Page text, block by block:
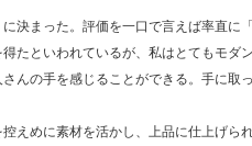
決まった。評価を一口で言えば率直に
たといわれているが、私はとてもモダ
んの手を感じることができる。手に取
えめに素材を活かし、上品に仕上げられ